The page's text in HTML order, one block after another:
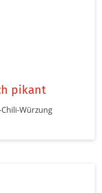
pikant
Würzung